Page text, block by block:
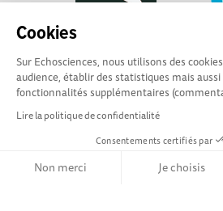
Cookies
Sur Echosciences, nous utilisons des
audience, établir des statistiques mais
fonctionnalités supplémentaires
Lire la politique de confidentialité
Consentements certifiés par
Non merci Je choisis
Bretagne est le réseau social des